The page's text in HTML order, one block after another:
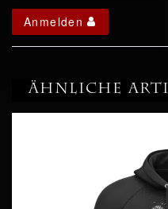
Anmelden
Ähnliche